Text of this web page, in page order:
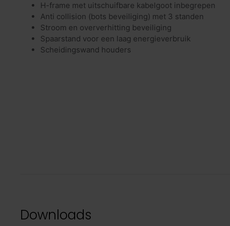
H-frame met uitschuifbare kabelgoot inbegrepen
Anti collision (bots beveiliging) met 3 standen
Stroom en oververhitting beveiliging
Spaarstand voor een laag energieverbruik
Scheidingswand houders
Downloads